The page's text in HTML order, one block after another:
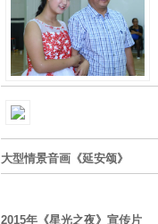
大型情景音画《延安颂》
2015年《星光之夜》宣传片